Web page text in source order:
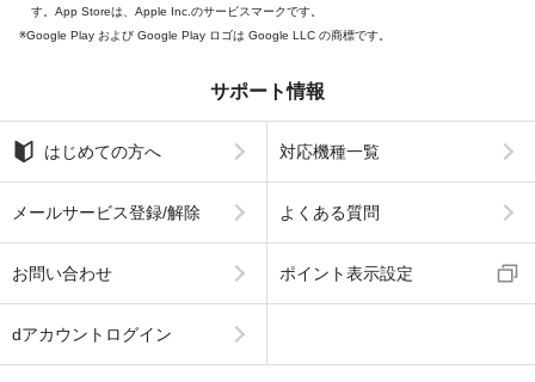
す。App Storeは、Apple Inc.のサービスマークです。
Google Play および Google Play ロゴは Google LLC の商標です。
サポート情報
はじめての方へ 対応機種一覧
メールサービス登録/解除 よくある質問
お問い合わせ ポイント表示設定
dアカウントログイン